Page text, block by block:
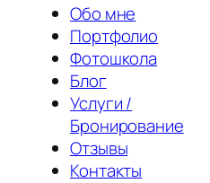
Обо мне
Портфолио
Фотошкола
Блог
Услуги /
Бронирование
Отзывы
Контакты